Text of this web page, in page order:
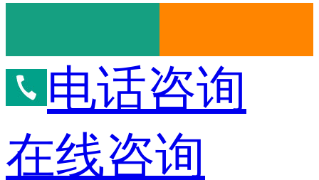
电话咨询
在线咨询